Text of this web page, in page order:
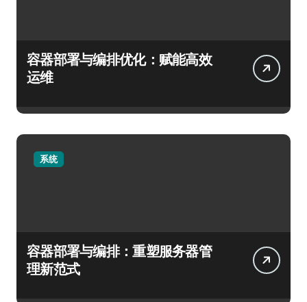
容器部署与编排优化：赋能高效
运维
系统
容器部署与编排：重塑服务器管
理新范式